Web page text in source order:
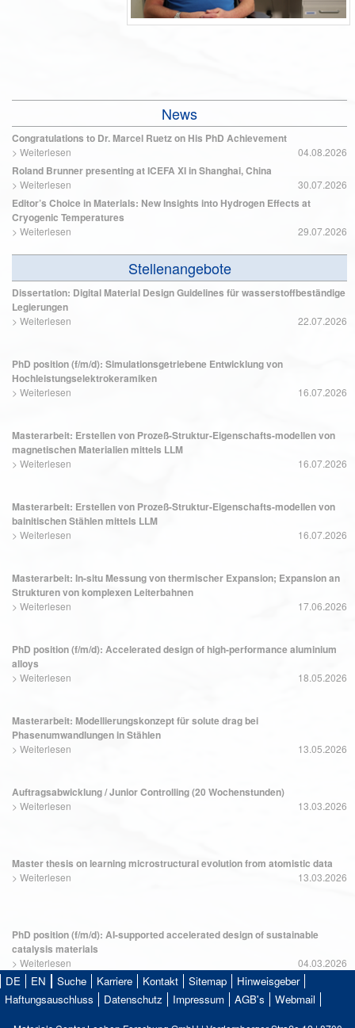
News
Congratulations to Dr. Marcel Ruetz on His PhD Achievement
> Weiterlesen 04.08.2026
Roland Brunner presenting at ICEFA XI in Shanghai, China
> Weiterlesen 30.07.2026
Editor’s Choice in Materials: New Insights into Hydrogen Effects at
Cryogenic Temperatures
> Weiterlesen 29.07.2026
Stellenangebote
Dissertation: Digital Material Design Guidelines für wasserstoffbeständige
Legierungen
> Weiterlesen 22.07.2026
PhD position (f/m/d): Simulationsgetriebene Entwicklung von
Hochleistungselektrokeramiken
> Weiterlesen 16.07.2026
Masterarbeit: Erstellen von Prozeß-Struktur-Eigenschafts-modellen von
magnetischen Materialien mittels LLM
> Weiterlesen 16.07.2026
Masterarbeit: Erstellen von Prozeß-Struktur-Eigenschafts-modellen von
bainitischen Stählen mittels LLM
> Weiterlesen 16.07.2026
Masterarbeit: In-situ Messung von thermischer Expansion; Expansion an
Strukturen von komplexen Leiterbahnen
> Weiterlesen 17.06.2026
PhD position (f/m/d): Accelerated design of high-performance aluminium
alloys
> Weiterlesen 18.05.2026
Masterarbeit: Modellierungskonzept für solute drag bei
Phasenumwandlungen in Stählen
> Weiterlesen 13.05.2026
Auftragsabwicklung / Junior Controlling (20 Wochenstunden)
> Weiterlesen 13.03.2026
Master thesis on learning microstructural evolution from atomistic data
> Weiterlesen 13.03.2026
PhD position (f/m/d): AI-supported accelerated design of sustainable
catalysis materials
> Weiterlesen 04.03.2026
DE EN Suche Karriere Kontakt Sitemap
Hinweisgeber
Haftungsauschluss
Datenschutz Impressum AGB's Webmail